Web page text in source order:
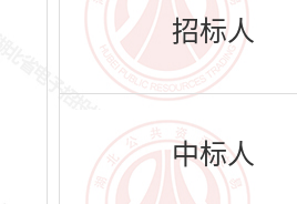
招标人
中标人